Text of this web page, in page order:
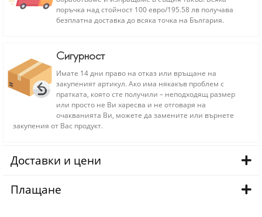
поръчка над стойност 100 евро/195.58 лв получава
безплатна доставка до всяка точка на България.
Сигурност
Имате 14 дни право на отказ или връщане на
закупеният артикул. Ако има някакъв проблем с
пратката, която сте получили – неподходящ размер
или просто не Ви харесва и не отговаря на
очакванията Ви, можете да замените или върнете
закупения от Вас продукт.
Доставки и цени
Плащане